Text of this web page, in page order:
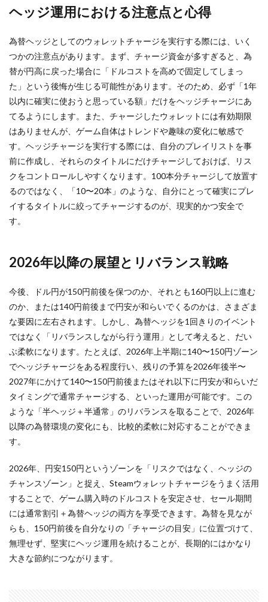
ヘッジ運用における注意点と心得
為替ヘッジとしてのウォレットチャージを実行する際には、いく
つかの注意点があります。まず、チャージ資金が多すぎると、為
替が円高に戻った場合に「ドルコストを高めで固定してしまっ
た」という後悔が生じる可能性があります。そのため、必ず「1年
以内に確実に使おうと思っている額」だけをヘッジチャージにあ
てるようにします。また、チャージしたウォレットには有効期限
はありませんが、ゲーム自体はトレンドや趣味の変化に敏感で
す。ヘッジチャージを実行する際には、自分のプレイリストを事
前に作成し、それらのタイトルにだけチャージしておけば、リス
クをコントロールしやすくなります。100本分チャージして放置す
るのではなく、「10〜20本」のような、自分にとって確実にプレ
イするタイトルに絞ってチャージするのが、現実的かつ安全で
す。
2026年以降の展望とリバランス戦略
今後、ドル円が150円前後を保つのか、それとも160円以上に進む
のか、または140円前後まで円安が和らいでくるのかは、さまざま
な要因に左右されます。しかし、為替ヘッジを1回きりのイベント
ではなく「リバランスしながら行う運用」として考えると、だい
ぶ柔軟になります。たとえば、2026年上半期に140〜150円ゾーン
でヘッジチャージをある程度行い、残りの予算を2026年後半〜
2027年にかけて140〜150円前後またはそれ以下に円安が和らいだ
タイミングで通常チャージする、といった運用が可能です。この
ような「半ヘッジ＋半通常」のリバランスを取ることで、2026年
以降の為替環境の変化にも、比較的柔軟に対応することができま
す。
2026年、円安150円というゾーンを「リスクではなく、ヘッジの
チャンスゾーン」と捉え、Steamウォレットチャージをうまく活用
することで、ゲーム購入時のドルコストを安定させ、セール期間
には通常割引＋為替ヘッジの両方を享受できます。為替を見なが
らも、150円前後を自分なりの「チャージの目安」に位置づけて、
無理せず、堅実にヘッジ運用を続けることが、長期的にはかなり
大きな節約につながります。